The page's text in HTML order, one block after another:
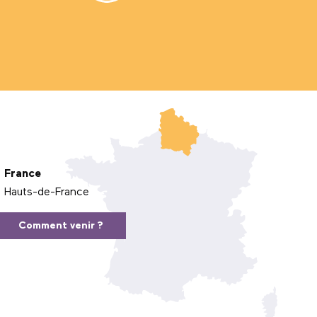
France
Hauts-de-France
Comment venir ?